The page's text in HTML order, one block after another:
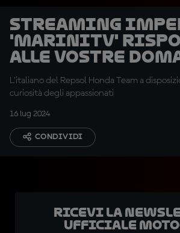
Streaming
'MariniTV'
alle vostre
L'italiano del Repsol Honda Team a
curiosità degli appassionati
16 lug 2024
CONDIVIDI
Ricevi la
ufficiale